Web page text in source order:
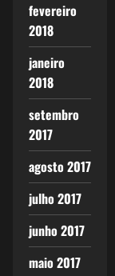
fevereiro
2018
janeiro
2018
setembro
2017
agosto 2017
julho 2017
junho 2017
maio 2017